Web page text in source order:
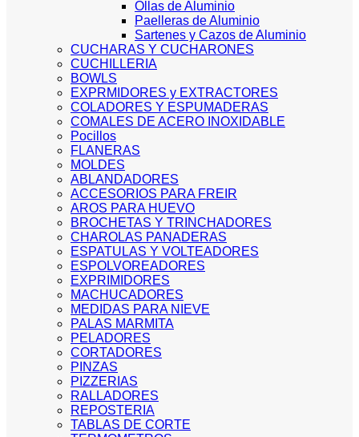
Ollas de Aluminio
Paelleras de Aluminio
Sartenes y Cazos de Aluminio
CUCHARAS Y CUCHARONES
CUCHILLERIA
BOWLS
EXPRMIDORES y EXTRACTORES
COLADORES Y ESPUMADERAS
COMALES DE ACERO INOXIDABLE
Pocillos
FLANERAS
MOLDES
ABLANDADORES
ACCESORIOS PARA FREIR
AROS PARA HUEVO
BROCHETAS Y TRINCHADORES
CHAROLAS PANADERAS
ESPATULAS Y VOLTEADORES
ESPOLVOREADORES
EXPRIMIDORES
MACHUCADORES
MEDIDAS PARA NIEVE
PALAS MARMITA
PELADORES
CORTADORES
PINZAS
PIZZERIAS
RALLADORES
REPOSTERIA
TABLAS DE CORTE